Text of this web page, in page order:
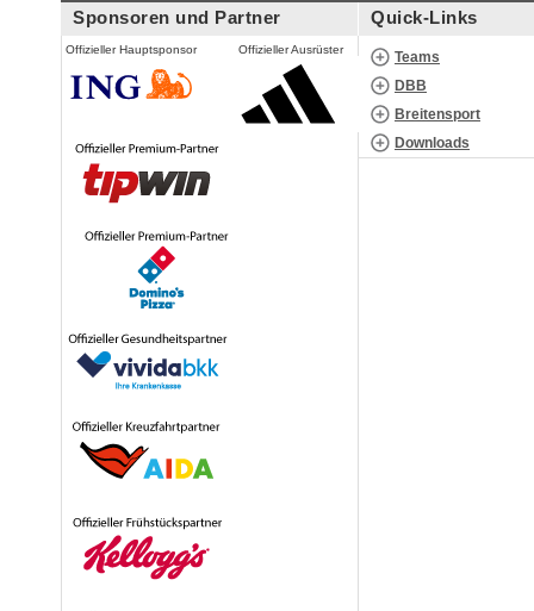
Sponsoren und Partner
Offizieller Hauptsponsor Offizieller Ausrüster
Quick-Links
Teams
DBB
Breitensport
Downloads